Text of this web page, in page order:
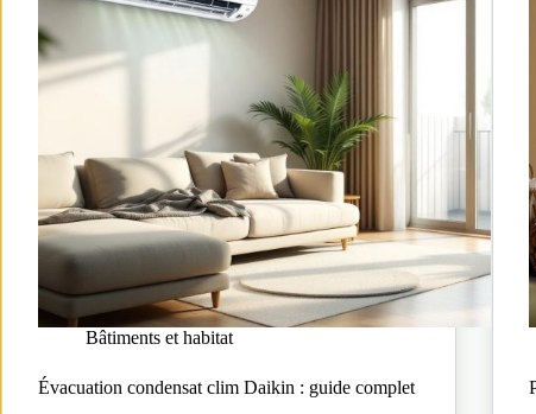
Bâtiments et habitat
Évacuation condensat clim Daikin : guide complet